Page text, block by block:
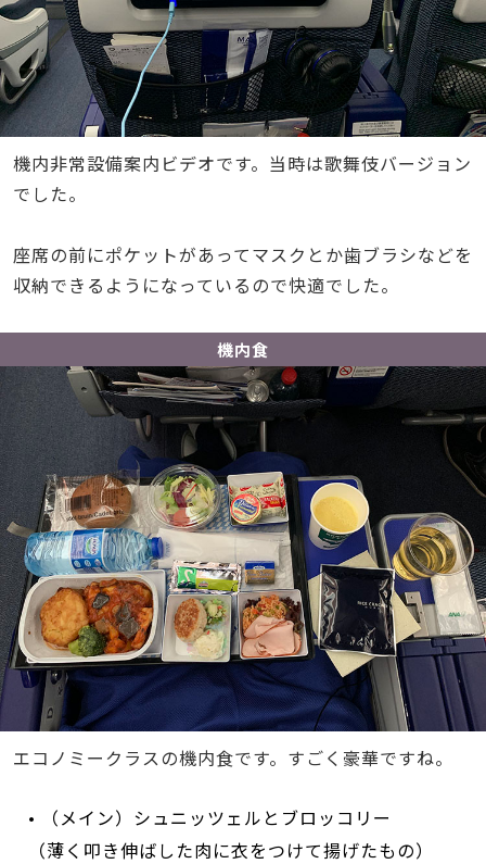
機内非常設備案内ビデオです。当時は歌舞伎バージョン
でした。
座席の前にポケットがあってマスクとか歯ブラシなどを
収納できるようになっているので快適でした。
機内食
エコノミークラスの機内食です。すごく豪華ですね。
• （メイン）シュニッツェルとブロッコリー
（薄く叩き伸ばした肉に衣をつけて揚げたもの）